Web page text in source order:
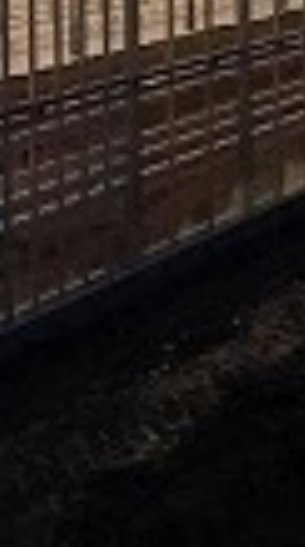
za informacije o ceni i